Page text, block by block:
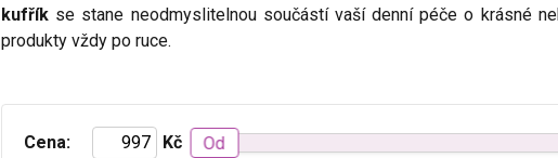
kufříkse stane neodmyslitelnou součástí vaší denní péče o krásné
produkty vždy po ruce.
Cena: Kč Od